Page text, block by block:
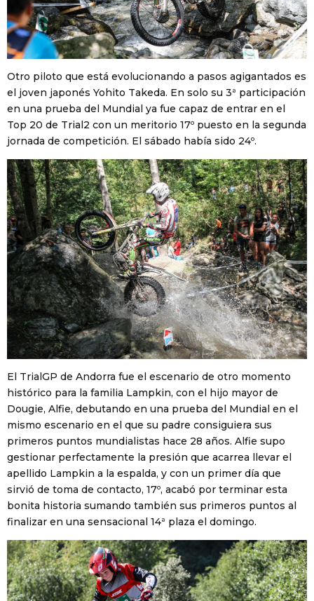
Otro piloto que está evolucionando a pasos agigantados es
el joven japonés Yohito Takeda. En solo su 3ª participación
en una prueba del Mundial ya fue capaz de entrar en el
Top 20 de Trial2 con un meritorio 17º puesto en la segunda
jornada de competición. El sábado había sido 24º.
El TrialGP de Andorra fue el escenario de otro momento
histórico para la familia Lampkin, con el hijo mayor de
Dougie, Alfie, debutando en una prueba del Mundial en el
mismo escenario en el que su padre consiguiera sus
primeros puntos mundialistas hace 28 años. Alfie supo
gestionar perfectamente la presión que acarrea llevar el
apellido Lampkin a la espalda, y con un primer día que
sirvió de toma de contacto, 17º, acabó por terminar esta
bonita historia sumando también sus primeros puntos al
finalizar en una sensacional 14ª plaza el domingo.